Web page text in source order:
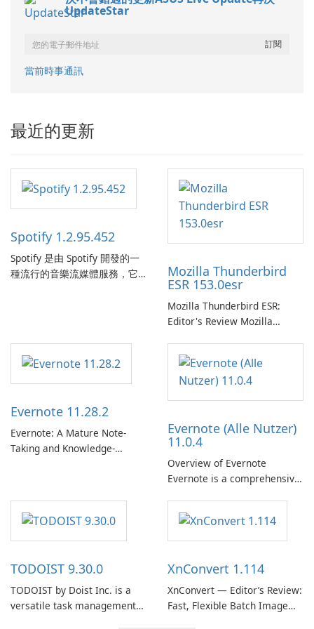
UpdateStar
當前時事通訊
最近的更新
Spotify 1.2.95.452
Spotify 是由 Spotify 開發的一
種流行的音樂流媒體服務，它
提供無縫的音樂體驗，讓他們
發現、流式傳輸和欣賞他們最
Spotify …
Mozilla Thunderbird
ESR 153.0esr
Mozilla Thunderbird ESR:
Editor's Review Mozilla
Support Release) is the long-
term support channel of the
Thunderbird desktop email
client designed for
need predictable …
Evernote 11.28.2
Evernote: A Mature Note-
Taking and Knowledge-
capturing, organizing, and
retrieving notes and
reference materials across
Evernote (Alle Nutzer)
11.0.4
Overview of Evernote
Evernote is a comprehensive
software designed to help
users capture, organize, and
access information across
TODOIST 9.30.0
TODOIST by Doist Inc. is a
versatile task management
XnConvert 1.114
XnConvert — Editor’s Review:
Fast, Flexible Batch Image